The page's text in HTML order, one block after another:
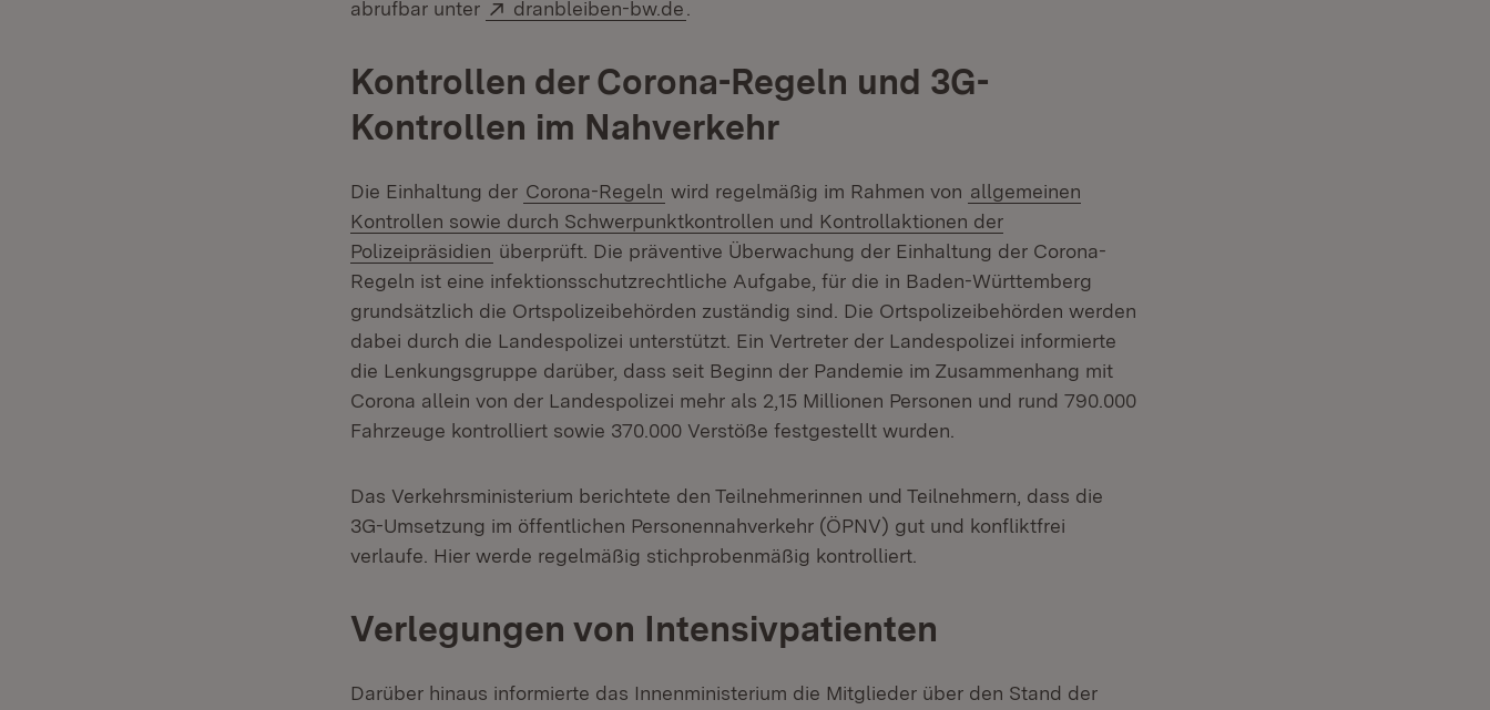
abrufbar unter
Extern:
dranbleiben-bw.de
Kontrollen der Corona-Regeln und 3G-
Kontrollen im Nahverkehr
Die Einhaltung der Corona-Regeln wird regelmäßig im Rahmen von allgemeinen
Kontrollen sowie durch Schwerpunktkontrollen und Kontrollaktionen der
Polizeipräsidien überprüft. Die präventive Überwachung der Einhaltung der Corona-
Regeln ist eine infektionsschutzrechtliche Aufgabe, für die in Baden-Württemberg
grundsätzlich die Ortspolizeibehörden zuständig sind. Die Ortspolizeibehörden werden
dabei durch die Landespolizei unterstützt. Ein Vertreter der Landespolizei informierte
die Lenkungsgruppe darüber, dass seit Beginn der Pandemie im Zusammenhang mit
Corona allein von der Landespolizei mehr als 2,15 Millionen Personen und rund 790.000
Fahrzeuge kontrolliert sowie 370.000 Verstöße festgestellt wurden.
Das Verkehrsministerium berichtete den Teilnehmerinnen und Teilnehmern, dass die
3G-Umsetzung im öffentlichen Personennahverkehr (ÖPNV) gut und konfliktfrei
verlaufe. Hier werde regelmäßig stichprobenmäßig kontrolliert.
Verlegungen von Intensivpatienten
Darüber hinaus informierte das Innenministerium die Mitglieder über den Stand der